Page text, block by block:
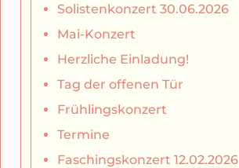
Solistenkonzert 30.06.2026
Mai-Konzert
Herzliche Einladung!
Tag der offenen Tür
Frühlingskonzert
Termine
Faschingskonzert 12.02.2026